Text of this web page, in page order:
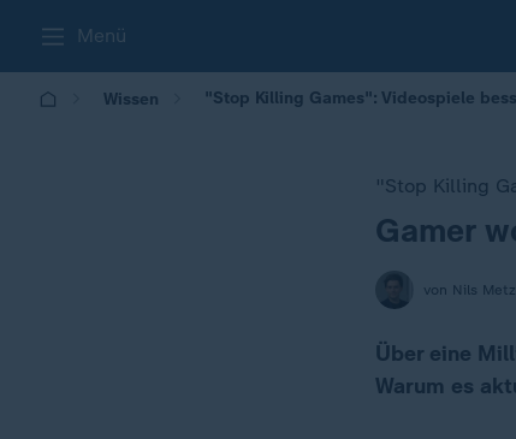
Menü
Wissen "Stop Killing Games": Videospiele
"Stop Killing
:
Gamer
von Nils
Über eine
Warum es